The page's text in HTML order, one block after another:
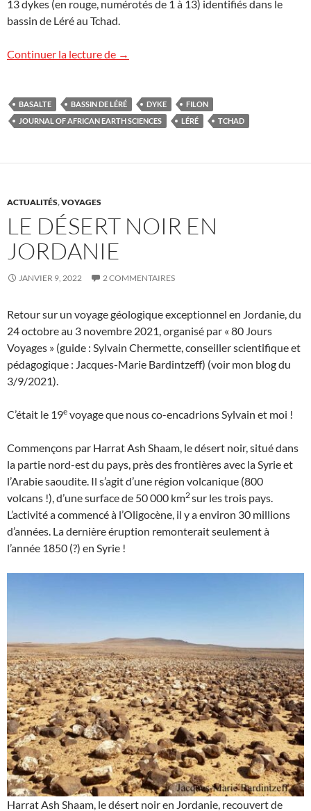
13 dykes (en rouge, numérotés de 1 à 13) identifiés dans le
bassin de Léré au Tchad.
Continuer la lecture de Activité magmatique dans le bassin de
→
BASALTE BASSIN DE LÉRÉ DYKE
FILON
JOURNAL OF AFRICAN EARTH SCIENCES
LÉRÉ TCHAD
ACTUALITÉS,VOYAGES
LE DÉSERT NOIR EN
JORDANIE
JANVIER 9, 2022 2 COMMENTAIRES
Retour sur un voyage géologique exceptionnel en Jordanie, du
24 octobre au 3 novembre 2021, organisé par « 80 Jours
Voyages » (guide : Sylvain Chermette, conseiller scientifique et
pédagogique : Jacques-Marie Bardintzeff) (voir mon blog du
3/9/2021).
C’était le 19e voyage que nous co-encadrions Sylvain et moi !
Commençons par Harrat Ash Shaam, le désert noir, situé dans
la partie nord-est du pays, près des frontières avec la Syrie et
l’Arabie saoudite. Il s’agit d’une région volcanique (800
volcans !), d’une surface de 50 000 km2sur les trois pays.
L’activité a commencé à l’Oligocène, il y a environ 30 millions
d’années. La dernière éruption remonterait seulement à
l’année 1850 (?) en Syrie !
Harrat Ash Shaam, le désert noir en Jordanie, recouvert de